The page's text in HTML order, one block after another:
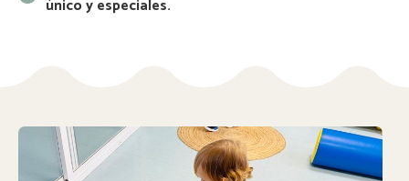
único y especiales.